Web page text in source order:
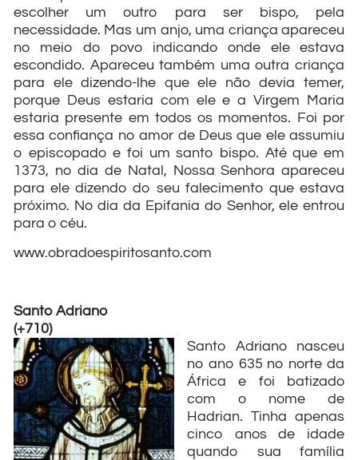
escolher um outro para ser bispo, pela
necessidade. Mas um anjo, uma criança apareceu
no meio do povo indicando onde ele estava
escondido. Apareceu também uma outra criança
para ele dizendo-lhe que ele não devia temer,
porque Deus estaria com ele e a Virgem Maria
estaria presente em todos os momentos. Foi por
essa confiança no amor de Deus que ele assumiu
o episcopado e foi um santo bispo. Até que em
1373, no dia de Natal, Nossa Senhora apareceu
para ele dizendo do seu falecimento que estava
próximo. No dia da Epifania do Senhor, ele entrou
para o céu.
www.obradoespiritosanto.com
Santo Adriano
(+710)
Santo Adriano nasceu
no ano 635 no norte da
África e foi batizado
com o nome de
Hadrian. Tinha apenas
cinco anos de idade
quando sua família